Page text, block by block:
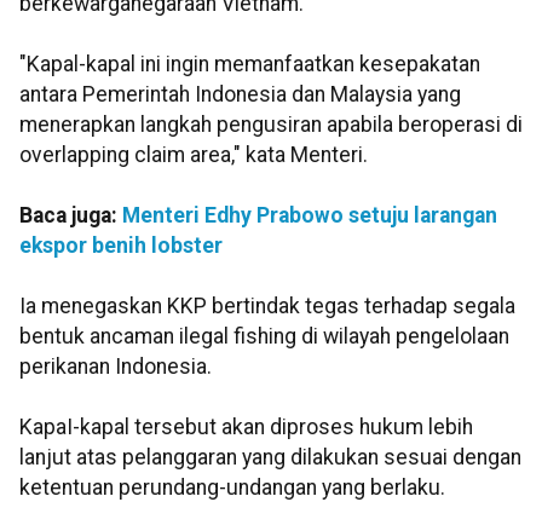
"Kapal-kapal ini ingin memanfaatkan kesepakatan
antara Pemerintah Indonesia dan Malaysia yang
menerapkan langkah pengusiran apabila beroperasi di
overlapping claim area," kata Menteri.
Baca juga: Menteri Edhy Prabowo setuju larangan
ekspor benih lobster
Ia menegaskan KKP bertindak tegas terhadap segala
bentuk ancaman ilegal fishing di wilayah pengelolaan
perikanan Indonesia.
KapaI-kapal tersebut akan diproses hukum lebih
lanjut atas pelanggaran yang dilakukan sesuai dengan
ketentuan perundang-undangan yang berlaku.